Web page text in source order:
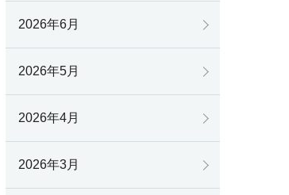
2026年6月
2026年5月
2026年4月
2026年3月